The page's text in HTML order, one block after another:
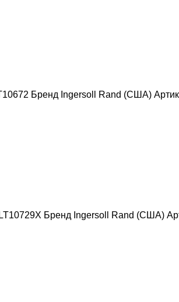
Бренд Ingersoll Rand (США)
Бренд Ingersoll Rand (США)